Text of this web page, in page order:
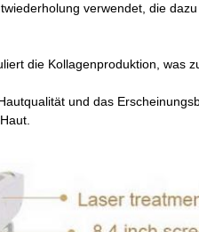
verwendet, die
die Kollagenproduktion, was
und das